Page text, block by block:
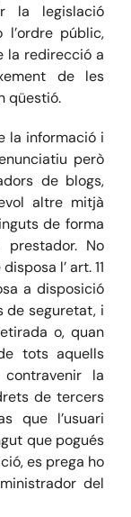
la legislació
públic,
la redirecció a
de les
qüestió.
la informació i
però
de blogs,
altre mitjà
de forma
No
l’ art. 11
a disposició
de seguretat, i
o, quan
tots aquells
la
de tercers
que l’usuari
que pogués
es prega ho
del